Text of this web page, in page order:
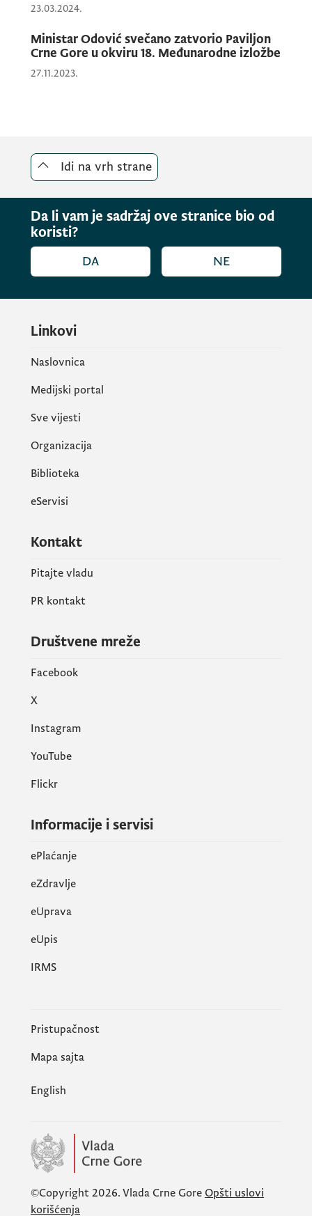
23.03.2024.
Ministar Odović svečano zatvorio Paviljon
Crne Gore u okviru 18. Međunarodne izložbe
27.11.2023.
Idi na vrh strane
Da li vam je sadržaj ove stranice bio od
koristi?
DA NE
Linkovi
Naslovnica
Medijski portal
Sve vijesti
Organizacija
Biblioteka
eServisi
Kontakt
Pitajte vladu
PR kontakt
Društvene mreže
Facebook
X
Instagram
YouTube
Flickr
Informacije i servisi
ePlaćanje
eZdravlje
eUprava
еUpis
IRMS
Pristupačnost
Mapa sajta
English
©Copyright 2026. Vlada Crne Gore Opšti uslovi
korišćenja